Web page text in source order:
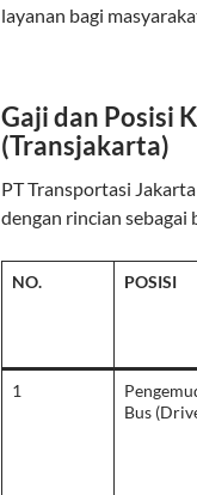
layanan bagi
Gaji dan Posisi
(Transjakarta)
PT Transportasi
dengan rincian sebagai
NO. POSISI
1
Bus